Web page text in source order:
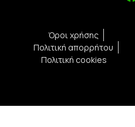
Όροι χρήσης
Πολιτική απορρήτου
Πολιτική cookies